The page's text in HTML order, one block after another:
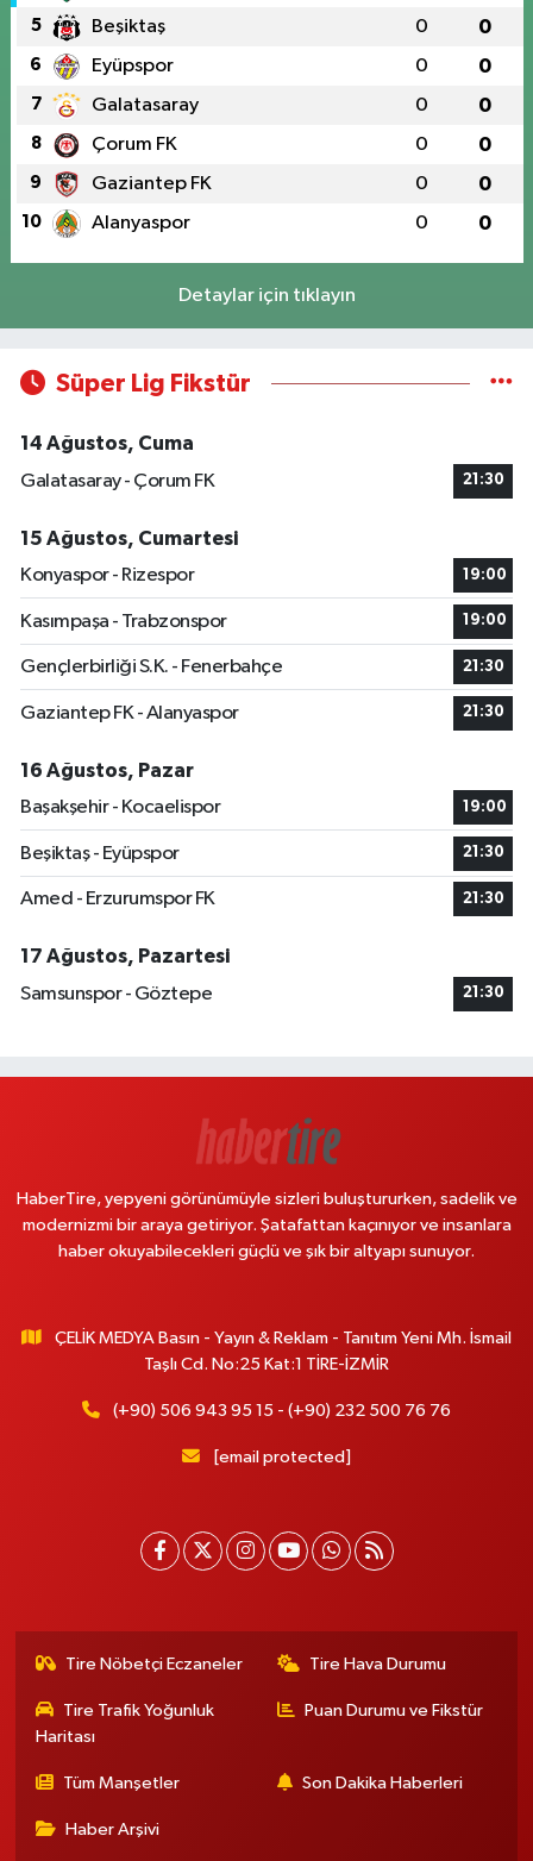
5 Beşiktaş 0 0
6 Eyüpspor 0 0
7 Galatasaray 0 0
8 Çorum FK 0 0
9 Gaziantep FK 0 0
10 Alanyaspor 0 0
Detaylar için tıklayın
Süper Lig Fikstür
14 Ağustos, Cuma
Galatasaray - Çorum FK
21:30
15 Ağustos, Cumartesi
Konyaspor - Rizespor
19:00
Kasımpaşa - Trabzonspor 19:00
Gençlerbirliği S.K. - Fenerbahçe 21:30
Gaziantep FK - Alanyaspor 21:30
16 Ağustos, Pazar
Başakşehir - Kocaelispor
19:00
Beşiktaş - Eyüpspor 21:30
Amed - Erzurumspor FK 21:30
17 Ağustos, Pazartesi
Samsunspor - Göztepe
21:30
HaberTire, yepyeni görünümüyle sizleri buluştururken, sadelik ve
modernizmi bir araya getiriyor. Şatafattan kaçınıyor ve insanlara
haber okuyabilecekleri güçlü ve şık bir altyapı sunuyor.
ÇELİK MEDYA Basın - Yayın & Reklam - Tanıtım Yeni Mh. İsmail
Taşlı Cd. No:25 Kat:1 TİRE-İZMİR
(+90) 506 943 95 15 - (+90) 232 500 76 76
[email protected]
Tire Nöbetçi Eczaneler Tire Hava Durumu
Tire Trafik Yoğunluk
Haritası
Puan Durumu ve Fikstür
Tüm Manşetler Son Dakika Haberleri
Haber Arşivi